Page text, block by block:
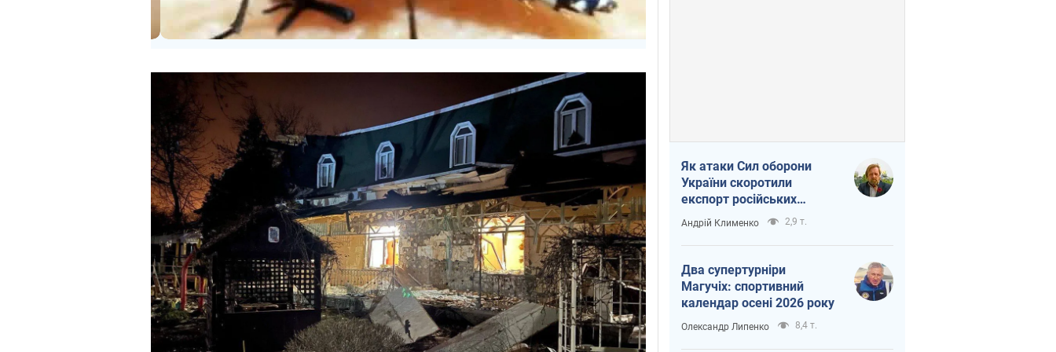
Як атаки Сил оборони
України скоротили
експорт російських
нафтопродуктів
Андрій Клименко 2,9 т.
Два супертурніри
Магучіх: спортивний
календар осені 2026 року
Олександр Липенко 8,4 т.